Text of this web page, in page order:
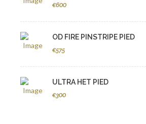
€600
OD FIRE PINSTRIPE PIED
€575
ULTRA HET PIED
€300